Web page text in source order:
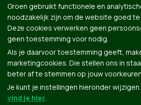
Groen gebruikt functionele en
noodzakelijk zijn om de website goed
Deze cookies verwerken geen
geen toestemming voor nodig.
Als je daarvoor toestemming geeft,
marketingcookies. Die stellen ons in
beter af te stemmen op jouw
Je kunt je instellingen hieronder wijzigen.
vind je hier.